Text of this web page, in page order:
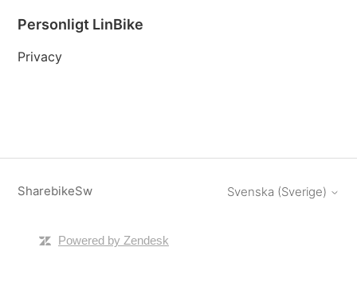
Personligt LinBike
Privacy
SharebikeSw Svenska (Sverige)
Powered by Zendesk